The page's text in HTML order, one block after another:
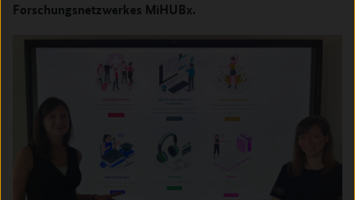
Forschungsnetzwerkes MiHUBx.